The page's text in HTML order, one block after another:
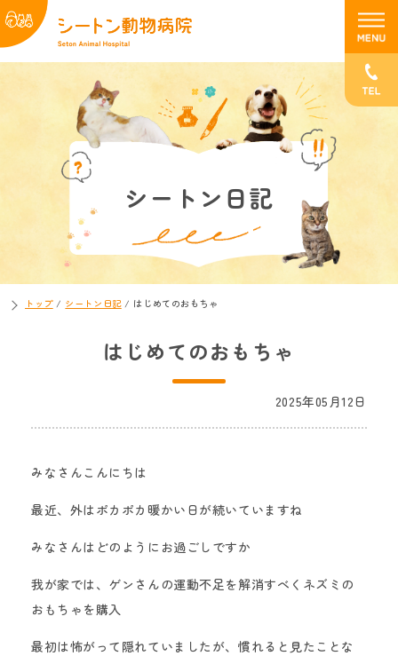
シートン日記
トップ/ シートン日記/ はじめてのおもちゃ
はじめてのおもちゃ
2025年05月12日
みなさんこんにちは
最近、外はポカポカ暖かい日が続いていますね
みなさんはどのようにお過ごしですか
我が家では、ゲンさんの運動不足を解消すべくネズミの
おもちゃを購入
最初は怖がって隠れていましたが、慣れると見たことな